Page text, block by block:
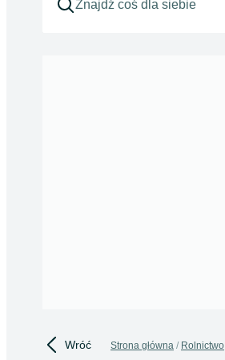
Wróć Strona główna Rolnictwo